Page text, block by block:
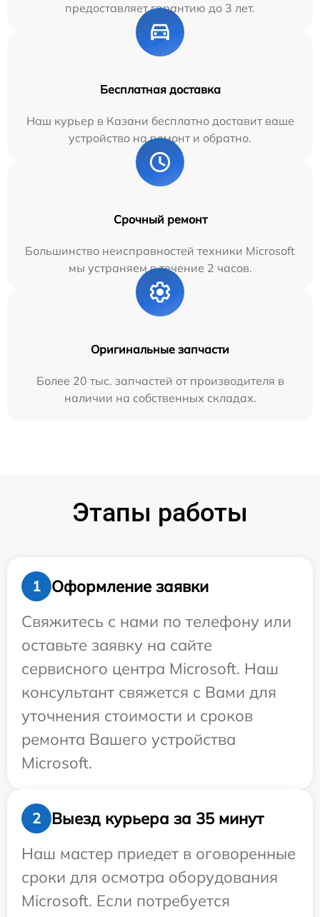
предоставляет гарантию до 3 лет.
Бесплатная доставка
Наш курьер в Казани бесплатно доставит ваше
устройство на ремонт и обратно.
Срочный ремонт
Большинство неисправностей техники Microsoft
мы устраняем в течение 2 часов.
Оригинальные запчасти
Более 20 тыс. запчастей от производителя в
наличии на собственных складах.
Этапы работы
1
Оформление заявки
Свяжитесь с нами по телефону или
оставьте заявку на сайте
сервисного центра Microsoft. Наш
консультант свяжется с Вами для
уточнения стоимости и сроков
ремонта Вашего устройства
Microsoft.
2
Выезд курьера за 35 минут
Наш мастер приедет в оговоренные
сроки для осмотра оборудования
Microsoft. Если потребуется